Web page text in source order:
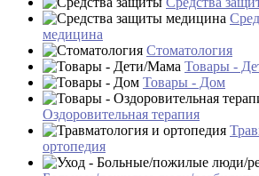
медицина
Стоматология
Товары -
Товары - Дом
Оздоровительная терапия
ортопедия